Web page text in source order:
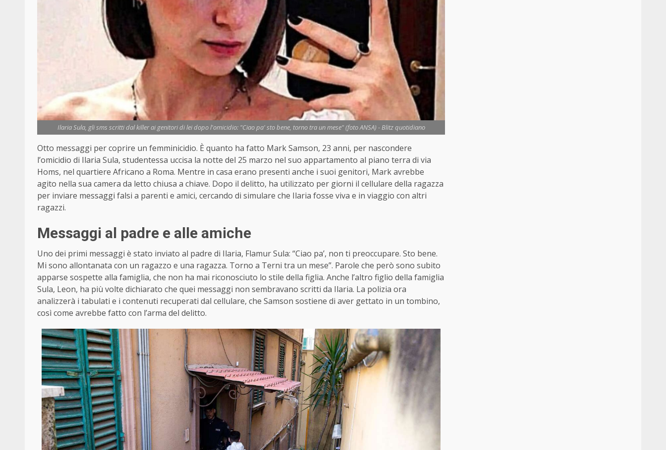
Ilaria Sula, gli sms scritti dal killer ai genitori di lei dopo l'omicidio: "Ciao pa' sto bene, torno tra un mese" (foto ANSA) - Blitz quotidiano
Otto messaggi per coprire un femminicidio. È quanto ha fatto Mark Samson, 23 anni, per nascondere
l’omicidio di Ilaria Sula, studentessa uccisa la notte del 25 marzo nel suo appartamento al piano terra di via
Homs, nel quartiere Africano a Roma. Mentre in casa erano presenti anche i suoi genitori, Mark avrebbe
agito nella sua camera da letto chiusa a chiave. Dopo il delitto, ha utilizzato per giorni il cellulare della ragazza
per inviare messaggi falsi a parenti e amici, cercando di simulare che Ilaria fosse viva e in viaggio con altri
ragazzi.
Messaggi al padre e alle amiche
Uno dei primi messaggi è stato inviato al padre di Ilaria, Flamur Sula: “Ciao pa’, non ti preoccupare. Sto bene.
Mi sono allontanata con un ragazzo e una ragazza. Torno a Terni tra un mese”. Parole che però sono subito
apparse sospette alla famiglia, che non ha mai riconosciuto lo stile della figlia. Anche l’altro figlio della famiglia
Sula, Leon, ha più volte dichiarato che quei messaggi non sembravano scritti da Ilaria. La polizia ora
analizzerà i tabulati e i contenuti recuperati dal cellulare, che Samson sostiene di aver gettato in un tombino,
così come avrebbe fatto con l’arma del delitto.